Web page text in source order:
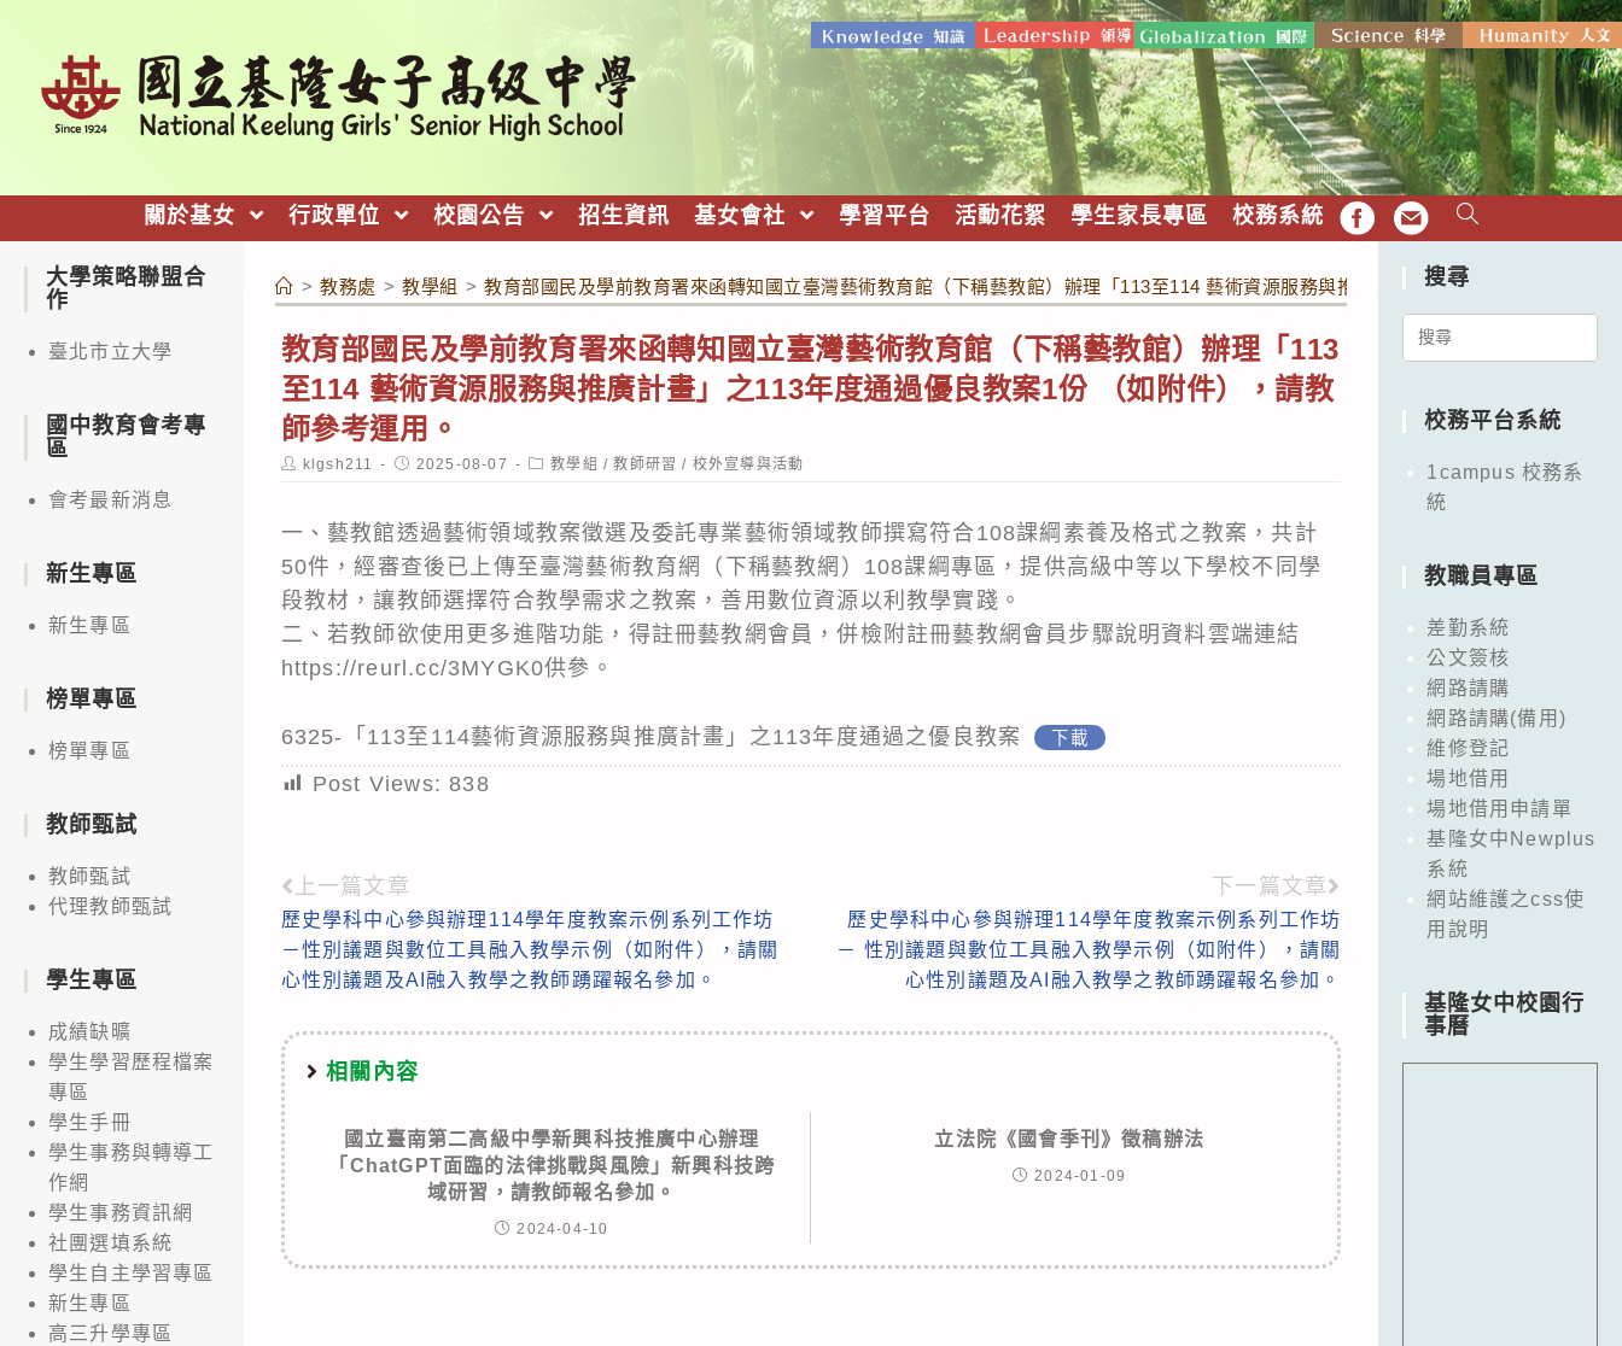
關於基女 行政單位 校園公告 招生資訊 基女會社 學習平台 活動花絮 學生家長專區 校務系統 FB EMAIL
> 教務處 > 教學組 > 教育部國民及學前教育署來函轉知國立臺灣藝術教育館（下稱藝教館）辦理「113至114 藝術資源服務與推廣計畫」之113年度通過優良
教育部國民及學前教育署來函轉知國立臺灣藝術教育館（下稱藝教館）辦理「113
至114 藝術資源服務與推廣計畫」之113年度通過優良教案1份 （如附件），請教
師參考運用。
Post
author:
klgsh211
Post
published:
2025-08-07
Post
category:
教學組 / 教師研習 / 校外宣導與活動
一、藝教館透過藝術領域教案徵選及委託專業藝術領域教師撰寫符合108課綱素養及格式之教案，共計
50件，經審查後已上傳至臺灣藝術教育網（下稱藝教網）108課綱專區，提供高級中等以下學校不同學
段教材，讓教師選擇符合教學需求之教案，善用數位資源以利教學實踐。
二、若教師欲使用更多進階功能，得註冊藝教網會員，併檢附註冊藝教網會員步驟說明資料雲端連結
https://reurl.cc/3MYGK0供參。
6325-「113至114藝術資源服務與推廣計畫」之113年度通過之優良教案 下載
Post Views: 838
Read
more
articles
上一篇文章
歷史學科中心參與辦理114學年度教案示例系列工作坊
－性別議題與數位工具融入教學示例（如附件），請關
心性別議題及AI融入教學之教師踴躍報名參加。
下一篇文章
歷史學科中心參與辦理114學年度教案示例系列工作坊
－ 性別議題與數位工具融入教學示例（如附件），請關
心性別議題及AI融入教學之教師踴躍報名參加。
相關內容
國立臺南第二高級中學新興科技推廣中心辦理
「ChatGPT面臨的法律挑戰與風險」新興科技跨
域研習，請教師報名參加。
2024-04-10
立法院《國會季刊》徵稿辦法
2024-01-09
大學策略聯盟合
作
臺北市立大學
國中教育會考專
區
會考最新消息
新生專區
新生專區
榜單專區
榜單專區
教師甄試
教師甄試
代理教師甄試
學生專區
成績缺曠
學生學習歷程檔案
專區
學生手冊
學生事務與轉導工
作網
學生事務資訊網
社團選填系統
學生自主學習專區
新生專區
高三升學專區
搜尋
Search
校務平台系統
1campus 校務系
統
教職員專區
差勤系統
公文簽核
網路請購
網路請購(備用)
維修登記
場地借用
場地借用申請單
基隆女中Newplus
系統
網站維護之css使
用說明
基隆女中校園行
事曆